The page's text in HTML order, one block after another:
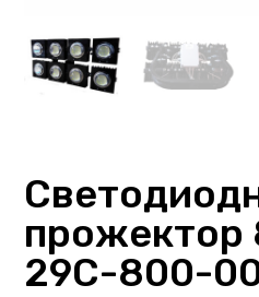
прожектор
29С-800-